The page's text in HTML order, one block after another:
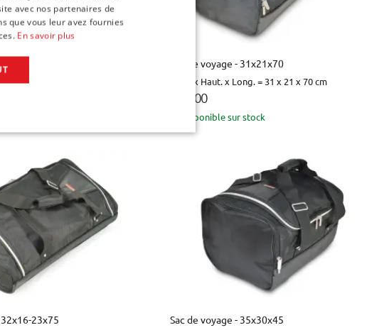
= 31 x 21 x 60 cm
Sac de voyage - 31x21x70
Larg. x Haut. x Long. = 31 x 21 x 70 cm
€ 49,00
Disponible sur stock
23x75 Sac de voyage - 35x30x45
avec nos partenaires de
que vous leur avez fournies
En savoir plus